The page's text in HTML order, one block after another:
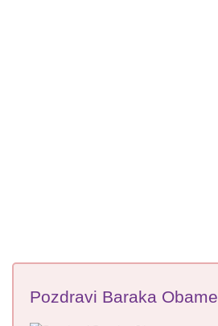
Pozdravi Baraka Obame